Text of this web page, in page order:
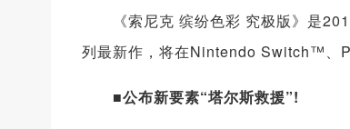
《索尼克 缤纷色彩 究极版》是
列最新作，将在Nintendo Switch™、
■公布新要素“塔尔斯救援”!